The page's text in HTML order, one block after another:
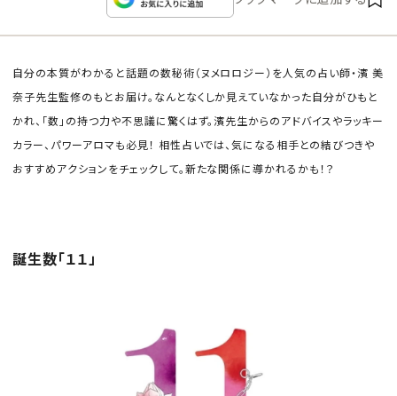
CELEBRITY
COLLECTION
WEDDING
FORTUNE
自分の本質がわかると話題の数秘術（ヌメロロジー）を人気の占い師・濱 美
奈子先生監修のもとお届け。なんとなくしか見えていなかった自分がひもと
かれ、「数」の持つ力や不思議に驚くはず。濱先生からのアドバイスやラッキー
カラー、パワーアロマも必見！ 相性占いでは、気になる相手との結びつきや
おすすめアクションをチェックして。新たな関係に導かれるかも！？
誕生数「１１」